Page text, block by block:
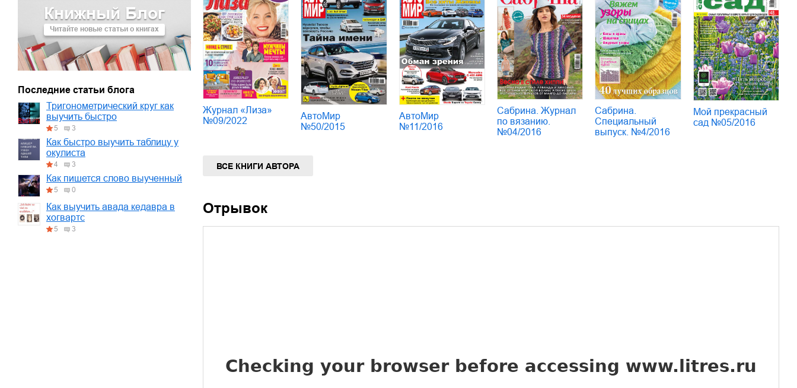
Книжный Блог
Читайте новые статьи о книгах
Последние статьи блога
Тригонометрический круг как
выучить быстро
5 3
Как быстро выучить таблицу у
окулиста
4 3
Как пишется слово выученный
5 0
Как выучить авада кедавра в
хогвартс
5 3
Журнал «Лиза»
№09/2022
АвтоМир
№50/2015
АвтоМир
№11/2016
Сабрина. Журнал
по вязанию.
№04/2016
Сабрина.
Специальный
выпуск. №4/2016
Мой прекрасный
сад №05/2016
ВСЕ КНИГИ АВТОРА
Отрывок